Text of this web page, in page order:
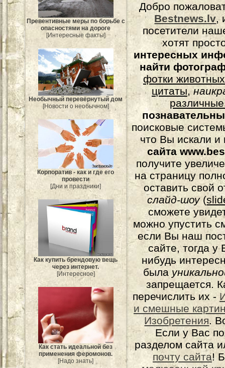
Превентивные меры по борьбе с
опасностями на дороге
[Интересные факты]
Необычный перевёрнутый дом
[Новости о необычном]
Корпоратив - как и где его
провести
[Дни и праздники]
Как купить брендовую вещь
через интернет.
[Интересное]
Как стать идеальной без
применения феромонов.
[Надо знать]
Добро
Bestnews.lv,
посетители
хотят
интересных
найти
фотки животных
цитаты,
поисковые
что Вы искали и
сайта
получите
на страницу
оставить свой
слайд-шоу(
сможете
можно упустить
если Вы наш
сайте, тогда у
нибудь
была
запрещается.
перечислить их -
и смешные
Изобретения.
Если у Вас
разделом сайта
почту сайта!